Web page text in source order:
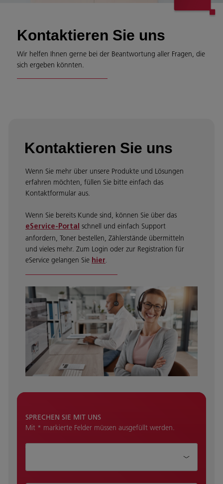
Kontaktieren Sie uns
Wir helfen Ihnen gerne bei der Beantwortung aller Fragen, die
sich ergeben könnten.
Kontaktieren Sie uns
Wenn Sie mehr über unsere Produkte und Lösungen
erfahren möchten, füllen Sie bitte einfach das
Kontaktformular aus.
Wenn Sie bereits Kunde sind, können Sie über das
eService-Portal schnell und einfach Support
anfordern, Toner bestellen, Zählerstände übermitteln
und vieles mehr. Zum Login oder zur Registration für
eService gelangen Sie hier.
SPRECHEN SIE MIT UNS
Mit * markierte Felder müssen ausgefüllt werden.